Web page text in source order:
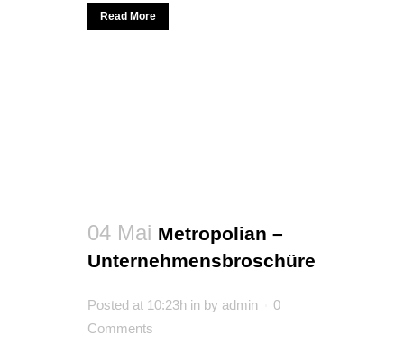
Read More
04 Mai Metropolian –
Unternehmensbroschüre
Posted at 10:23h in by admin
0
Comments